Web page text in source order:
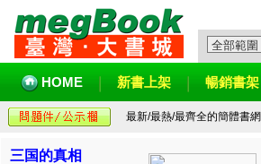
HOME 新書上架 暢銷書架
最新/最熱/最齊全的簡體書網
三国的真相